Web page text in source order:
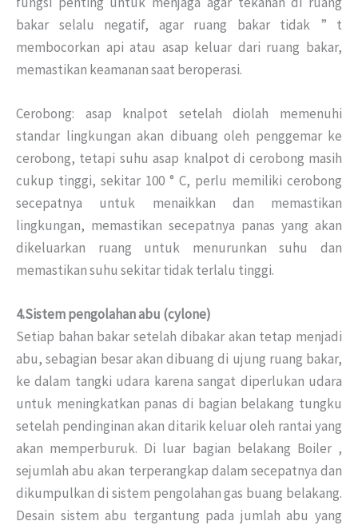
bakar selalu negatif, agar ruang bakar tidak ” t
membocorkan api atau asap keluar dari ruang bakar,
memastikan keamanan saat beroperasi.
Cerobong: asap knalpot setelah diolah memenuhi
standar lingkungan akan dibuang oleh penggemar ke
cerobong, tetapi suhu asap knalpot di cerobong masih
cukup tinggi, sekitar 100 ° C, perlu memiliki cerobong
secepatnya untuk menaikkan dan memastikan
lingkungan, memastikan secepatnya panas yang akan
dikeluarkan ruang untuk menurunkan suhu dan
memastikan suhu sekitar tidak terlalu tinggi.
4.Sistem pengolahan abu (cylone)
Setiap bahan bakar setelah dibakar akan tetap menjadi
abu, sebagian besar akan dibuang di ujung ruang bakar,
ke dalam tangki udara karena sangat diperlukan udara
untuk meningkatkan panas di bagian belakang tungku
setelah pendinginan akan ditarik keluar oleh rantai yang
akan memperburuk. Di luar bagian belakang Boiler ,
sejumlah abu akan terperangkap dalam secepatnya dan
dikumpulkan di sistem pengolahan gas buang belakang.
Desain sistem abu tergantung pada jumlah abu yang